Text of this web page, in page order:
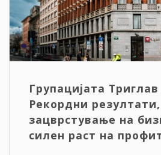
Групацијата Триглав
Рекордни резултати,
зацврстување на
силен раст на